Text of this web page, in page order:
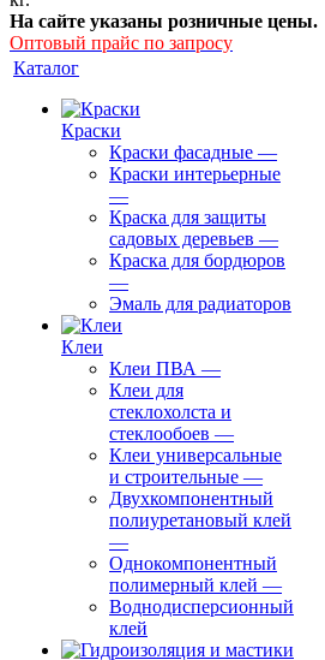
На сайте указаны розничные цены.
Оптовый прайс по запросу
Каталог
Краски
Краски фасадные —
Краски интерьерные
—
Краска для защиты
садовых деревьев —
⁠Краска для бордюров
—
Эмаль для радиаторов
Клеи
Клеи ПВА —
Клеи для
стеклохолста и
стеклообоев —
Клеи универсальные
и строительные —
Двухкомпонентный
полиуретановый клей
—
Однокомпонентный
полимерный клей —
Воднодисперсионный
клей